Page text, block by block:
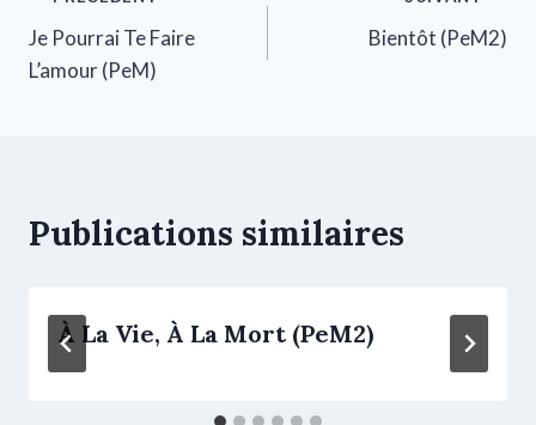
Je Pourrai Te Faire
L’amour (PeM)
Bientôt (PeM2)
Publications similaires
À La Vie, À La Mort (PeM2)